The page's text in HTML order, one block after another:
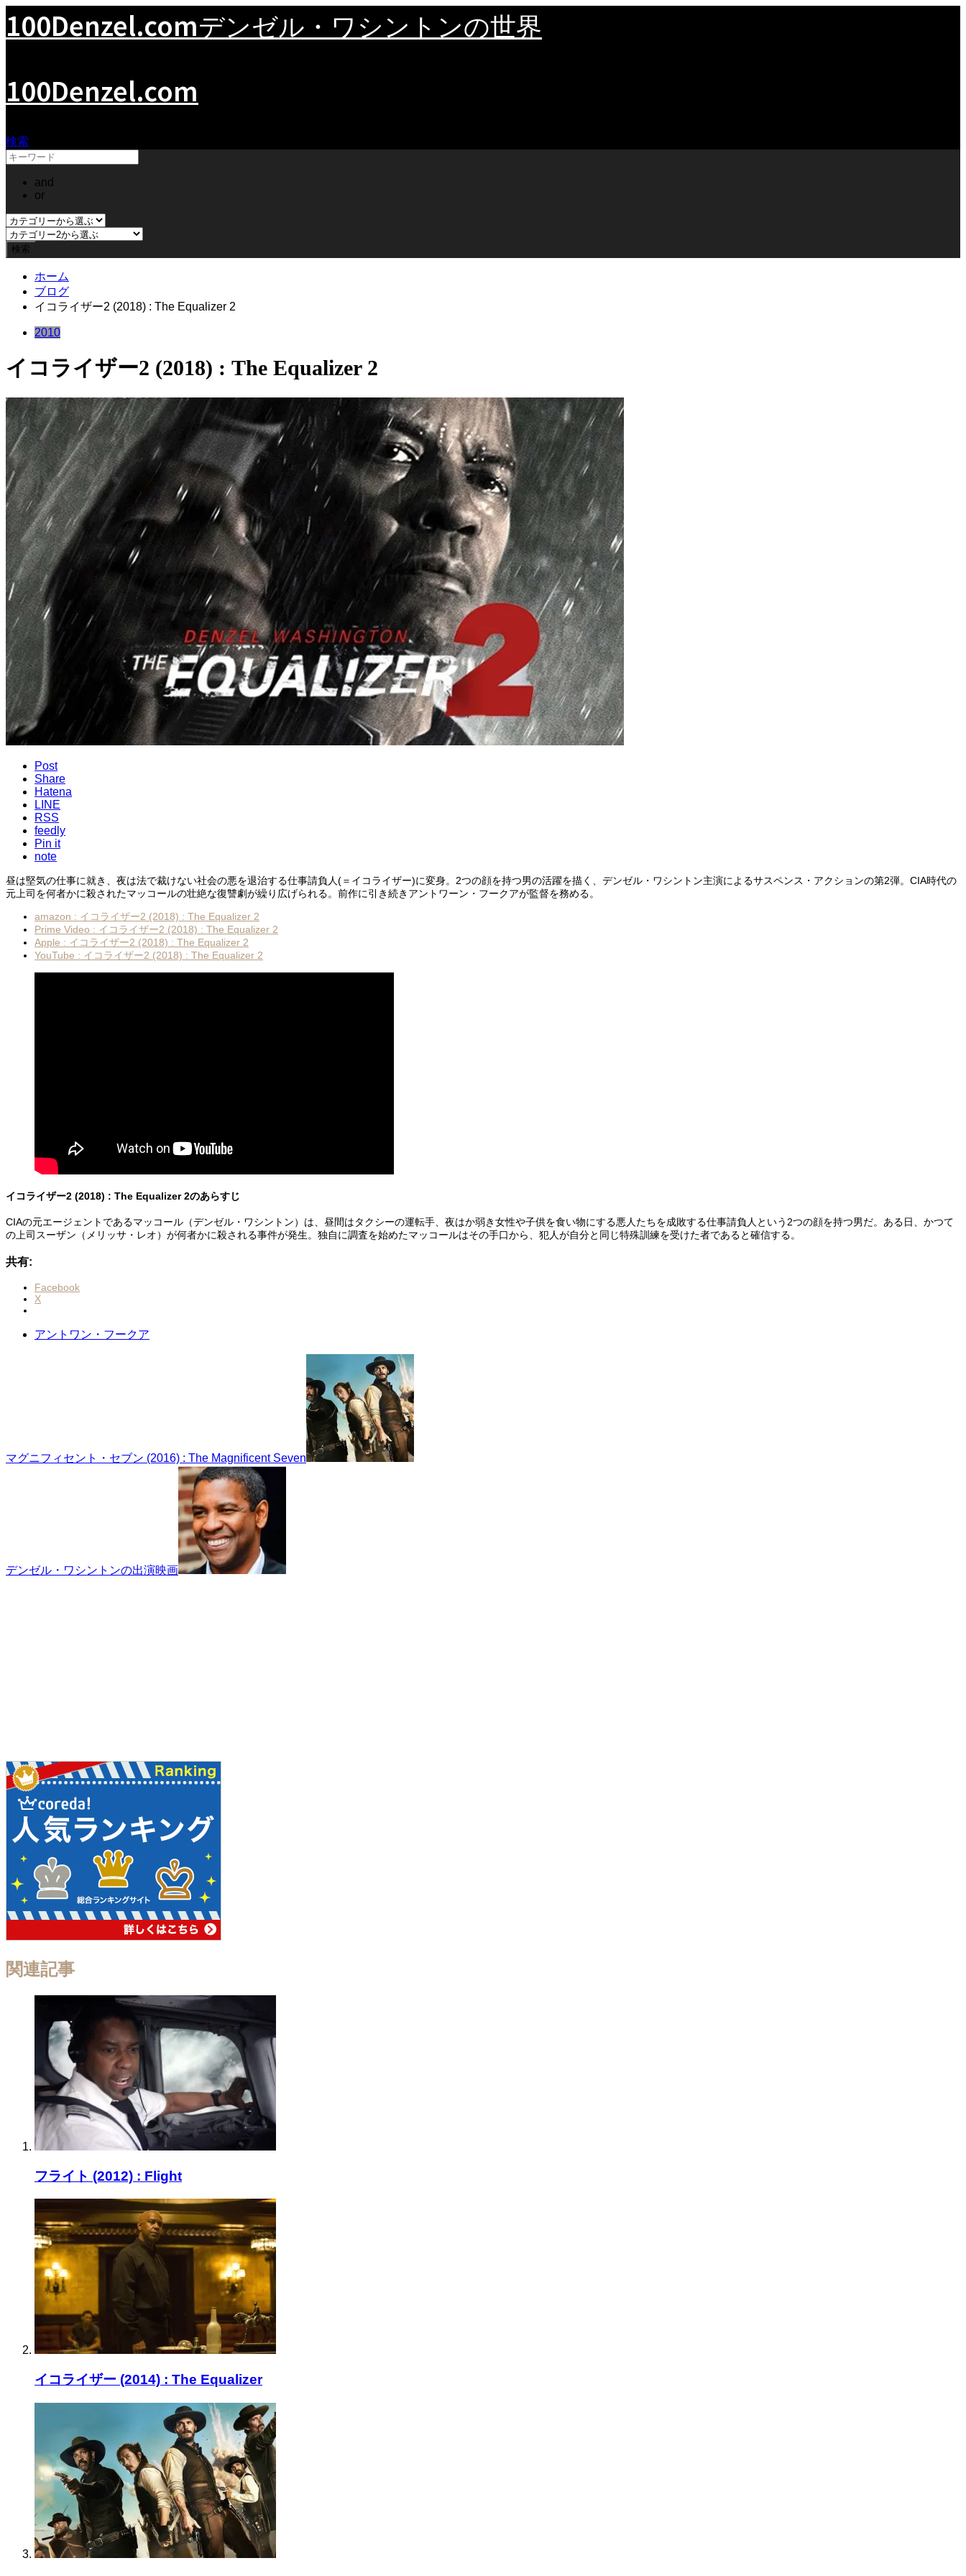
100Denzel.comデンゼル・ワシントンの世界
100Denzel.com
検索
and
or
ホーム
ブログ
イコライザー2 (2018) : The Equalizer 2
2010
イコライザー2 (2018) : The Equalizer 2
Post
Share
Hatena
LINE
RSS
feedly
Pin it
note
昼は堅気の仕事に就き、夜は法で裁けない社会の悪を退治する仕事請負人(＝イコライザー)に変身。2つの顔を持つ男の活躍を描く、デンゼル・ワシントン主演によるサスペンス・アクションの第2弾。CIA時代の
元上司を何者かに殺されたマッコールの壮絶な復讐劇が繰り広げられる。前作に引き続きアントワーン・フークアが監督を務める。
amazon : イコライザー2 (2018) : The Equalizer 2
Prime Video : イコライザー2 (2018) : The Equalizer 2
Apple : イコライザー2 (2018) : The Equalizer 2
YouTube : イコライザー2 (2018) : The Equalizer 2
イコライザー2 (2018) : The Equalizer 2のあらすじ
CIAの元エージェントであるマッコール（デンゼル・ワシントン）は、昼間はタクシーの運転手、夜はか弱き女性や子供を食い物にする悪人たちを成敗する仕事請負人という2つの顔を持つ男だ。ある日、かつて
の上司スーザン（メリッサ・レオ）が何者かに殺される事件が発生。独自に調査を始めたマッコールはその手口から、犯人が自分と同じ特殊訓練を受けた者であると確信する。
共有:
Facebook
X
アントワン・フークア
マグニフィセント・セブン (2016) : The Magnificent Seven
デンゼル・ワシントンの出演映画
関連記事
フライト (2012) : Flight
イコライザー (2014) : The Equalizer